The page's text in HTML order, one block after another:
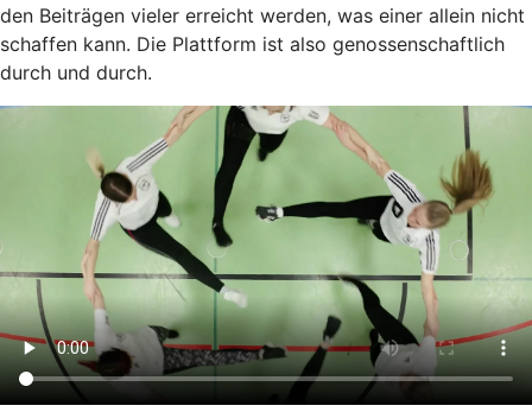
den Beiträgen vieler erreicht werden, was einer allein nicht
schaffen kann. Die Plattform ist also genossenschaftlich
durch und durch.